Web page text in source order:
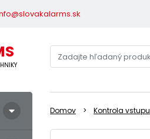
Domov Kontrola vstupu